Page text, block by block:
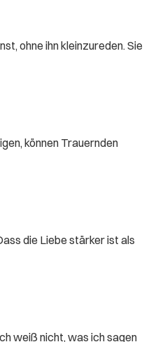
ohne ihn kleinzureden. Sie
können Trauernden
die Liebe stärker ist als
weiß nicht, was ich sagen